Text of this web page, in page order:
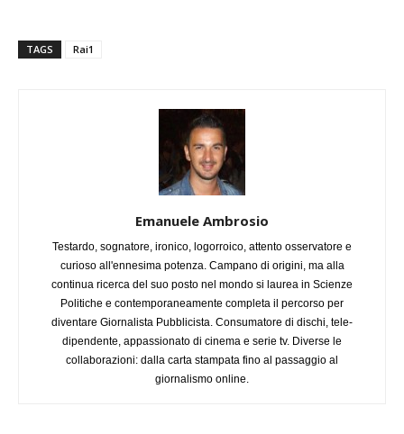
TAGS Rai1
Emanuele Ambrosio
Testardo, sognatore, ironico, logorroico, attento osservatore e
curioso all'ennesima potenza. Campano di origini, ma alla
continua ricerca del suo posto nel mondo si laurea in Scienze
Politiche e contemporaneamente completa il percorso per
diventare Giornalista Pubblicista. Consumatore di dischi, tele-
dipendente, appassionato di cinema e serie tv. Diverse le
collaborazioni: dalla carta stampata fino al passaggio al
giornalismo online.